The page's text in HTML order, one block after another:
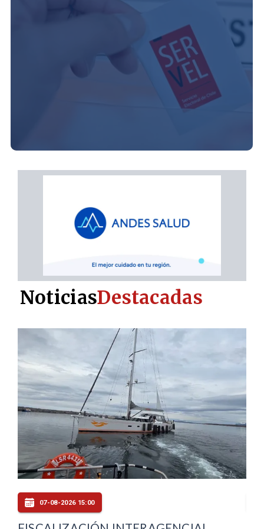
07-08-2026 14:00
NoticiasDestacadas